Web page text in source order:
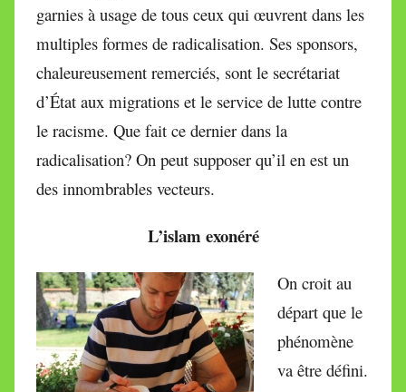
garnies à usage de tous ceux qui œuvrent dans les
multiples formes de radicalisation. Ses sponsors,
chaleureusement remerciés, sont le secrétariat
d’État aux migrations et le service de lutte contre
le racisme. Que fait ce dernier dans la
radicalisation? On peut supposer qu’il en est un
des innombrables vecteurs.
L’islam exonéré
On croit au
départ que le
phénomène
va être défini.